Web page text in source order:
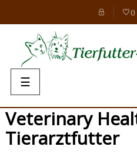
()
Umschalten
der
Navigation
☰
Veterinary
Tierarztfutter